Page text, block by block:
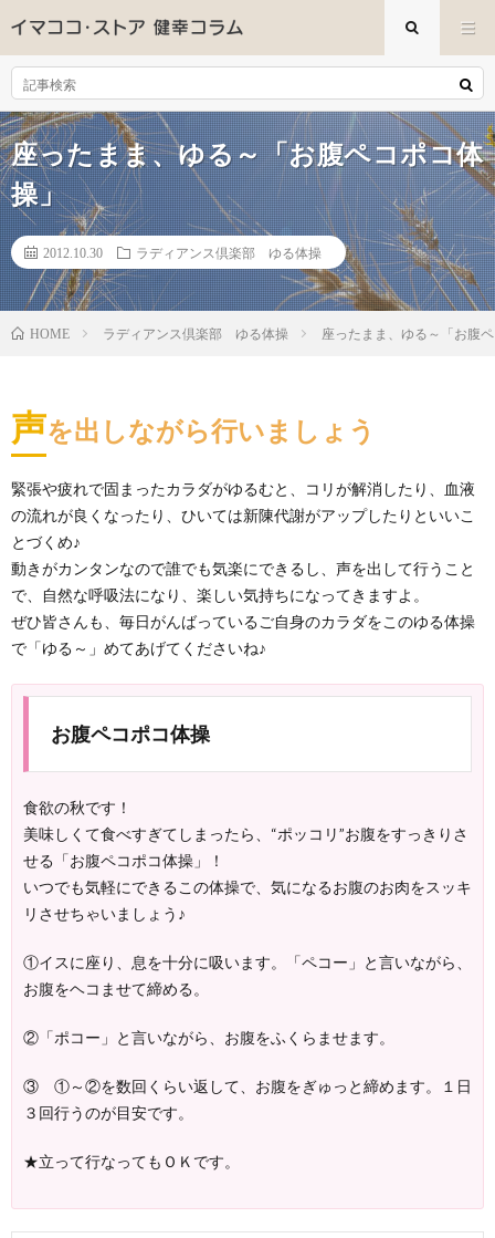
座ったまま、ゆる～「お腹ペコポコ体
操」
2012.10.30 ラディアンス倶楽部 ゆる体操
HOME ラディアンス倶楽部 ゆる体操 座ったまま、ゆる～「お腹
声を出しながら行いましょう
緊張や疲れで固まったカラダがゆるむと、コリが解消したり、血液
の流れが良くなったり、ひいては新陳代謝がアップしたりといいこ
とづくめ♪
動きがカンタンなので誰でも気楽にできるし、声を出して行うこと
で、自然な呼吸法になり、楽しい気持ちになってきますよ。
ぜひ皆さんも、毎日がんばっているご自身のカラダをこのゆる体操
で「ゆる～」めてあげてくださいね♪
お腹ペコポコ体操
食欲の秋です！
美味しくて食べすぎてしまったら、“ポッコリ”お腹をすっきりさ
せる「お腹ペコポコ体操」！
いつでも気軽にできるこの体操で、気になるお腹のお肉をスッキ
リさせちゃいましょう♪
①イスに座り、息を十分に吸います。「ペコー」と言いながら、
お腹をヘコませて締める。
②「ポコー」と言いながら、お腹をふくらませます。
③ ①～②を数回くらい返して、お腹をぎゅっと締めます。１日
３回行うのが目安です。
★立って行なってもＯＫです。